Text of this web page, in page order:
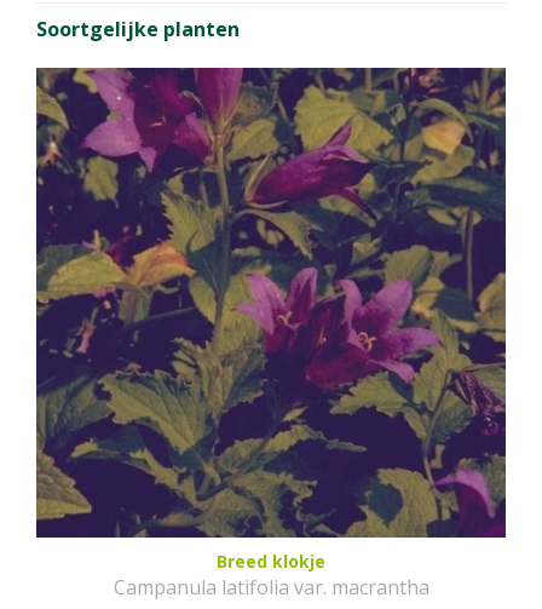
Soortgelijke planten
Breed klokje
Campanula latifolia var. macrantha